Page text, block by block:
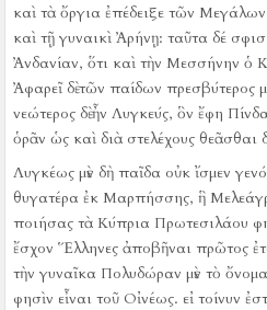
καὶ τὰ ὄργια ἐπέδειξε τῶν
καὶ τῇ γυναικὶ Ἀρήνῃ: ταῦτα δέ
Ἀνδανίαν, ὅτι καὶ τὴν Μεσσήνην ὁ
Ἀφαρεῖ δὲ τῶν παίδων πρεσβύτερος
νεώτερος δὲ ἦν Λυγκεύς, ὃν ἔφη
ὁρᾶν ὡς καὶ διὰ στελέχους θεᾶσθαι
Λυγκέως μὲν δὴ παῖδα οὐκ ἴσμεν
θυγατέρα ἐκ Μαρπήσσης, ἣ
ποιήσας τὰ Κύπρια Πρωτεσιλάου
ἔσχον Ἕλληνες ἀποβῆναι πρῶτος
τὴν γυναῖκα Πολυδώραν μὲν τὸ
φησὶν εἶναι τοῦ Οἰνέως. εἰ τοίνυν